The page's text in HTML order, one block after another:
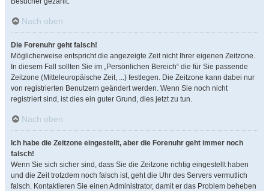
Nach oben
Die Forenuhr geht falsch!
Möglicherweise entspricht die angezeigte Zeit nicht Ihrer eigenen Zeitzone.
In diesem Fall sollten Sie im „Persönlichen Bereich“ die für Sie passende
Zeitzone (Mitteleuropäische Zeit, ...) festlegen. Die Zeitzone kann dabei nur
von registrierten Benutzern geändert werden. Wenn Sie noch nicht
registriert sind, ist dies ein guter Grund, dies jetzt zu tun.
Nach oben
Ich habe die Zeitzone eingestellt, aber die Forenuhr geht immer noch
falsch!
Wenn Sie sich sicher sind, dass Sie die Zeitzone richtig eingestellt haben
und die Zeit trotzdem noch falsch ist, geht die Uhr des Servers vermutlich
falsch. Kontaktieren Sie einen Administrator, damit er das Problem beheben